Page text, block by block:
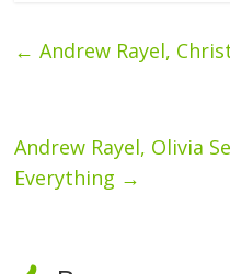
← Andrew Rayel,
Andrew Rayel, Olivia
Everything →